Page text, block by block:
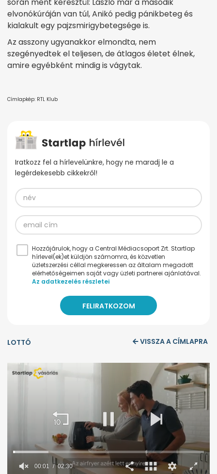
elvonókúráján van túl, Anikó pedig pánikbeteg és
kialakult egy pajzsmirigybetegsége is.
Az asszony ugyanakkor elmondta, nem
szegényedtek el teljesen, de átlagos életet élnek,
amire egyébként mindig is vágytak.
Címlapkép: RTL Klub
Iratkozz fel a hírlevelünkre, hogy ne maradj le a
legérdekesebb cikkekről!
Hozzájárulok, hogy a Central Médiacsoport Zrt. Startlap
hírlevel(ek)et küldjön számomra, és közvetlen
üzletszerzési céllal megkeressen az általam megadott
elérhetőségeimen saját vagy üzleti partnerei ajánlatával.
Az adatkezelés részletei
LOTTÓ VISSZA A CÍMLAPRA
00:02 02:30